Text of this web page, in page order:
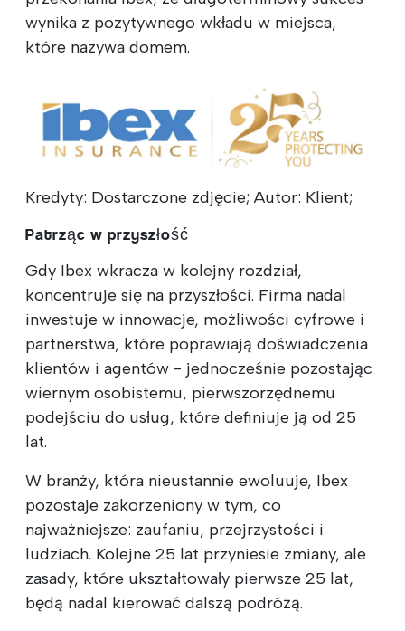
wynika z pozytywnego wkładu w miejsca,
które nazywa domem.
Kredyty: Dostarczone zdjęcie; Autor: Klient;
Patrząc w przyszłość
Gdy Ibex wkracza w kolejny rozdział,
koncentruje się na przyszłości. Firma nadal
inwestuje w innowacje, możliwości cyfrowe i
partnerstwa, które poprawiają doświadczenia
klientów i agentów - jednocześnie pozostając
wiernym osobistemu, pierwszorzędnemu
podejściu do usług, które definiuje ją od 25
lat.
W branży, która nieustannie ewoluuje, Ibex
pozostaje zakorzeniony w tym, co
najważniejsze: zaufaniu, przejrzystości i
ludziach. Kolejne 25 lat przyniesie zmiany, ale
zasady, które ukształtowały pierwsze 25 lat,
będą nadal kierować dalszą podróżą.